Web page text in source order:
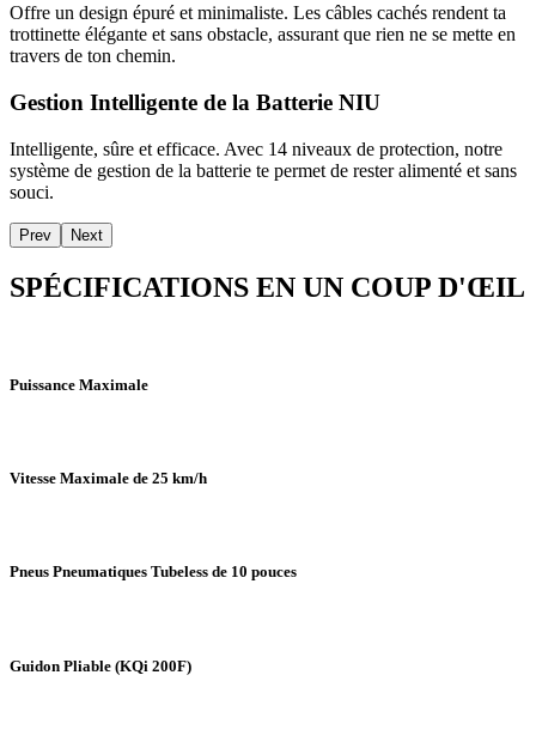
Offre un design épuré et minimaliste. Les câbles cachés rendent ta
trottinette élégante et sans obstacle, assurant que rien ne se mette en
travers de ton chemin.
Gestion Intelligente de la Batterie NIU
Intelligente, sûre et efficace. Avec 14 niveaux de protection, notre
système de gestion de la batterie te permet de rester alimenté et sans
souci.
Prev Next
SPÉCIFICATIONS EN UN COUP D'ŒIL
Puissance Maximale
Vitesse Maximale de 25 km/h
Pneus Pneumatiques Tubeless de 10 pouces
Guidon Pliable (KQi 200F)